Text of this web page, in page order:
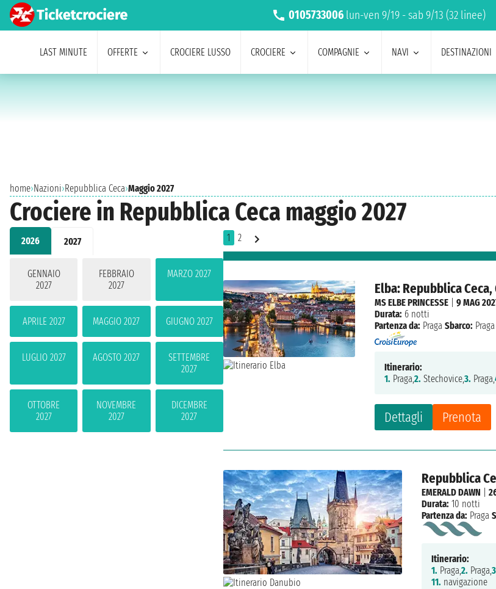
0105733006 lun-ven 9/19 - sab 9/13 (32 linee)
LAST MINUTE OFFERTE CROCIERE LUSSO CROCIERE COMPAGNIE NAVI DESTINAZIONI
home›Nazioni›Repubblica Ceca›Maggio 2027
Crociere in Repubblica Ceca maggio 2027
2026 2027
GENNAIO
2027
FEBBRAIO
2027
MARZO 2027
APRILE 2027 MAGGIO 2027 GIUGNO 2027
LUGLIO 2027 AGOSTO 2027
SETTEMBRE
2027
OTTOBRE
2027
NOVEMBRE
2027
DICEMBRE
2027
1 2
Elba: Repubblica
Dettagli Prenota
MS ELBE PRINCESSE |9 MAG
Durata: 6 notti
Partenza da: Praga Sbarco: Praga
Itinerario:
1. Praga,2. Stechovice,3. Praga,
Repubblica
EMERALD DAWN
Durata: 10 notti
Partenza da: Praga
Itinerario:
1. Praga,2. Praga,
11. navigazione